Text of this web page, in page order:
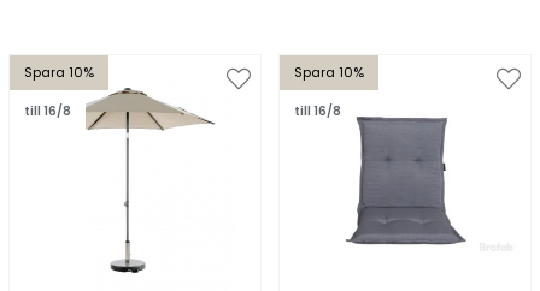
Spara 10%
till 16/8
Spara 10%
till 16/8